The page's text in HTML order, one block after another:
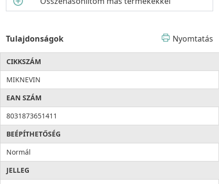
Tulajdonságok Nyomtatás
CIKKSZÁM
MIKNEVIN
EAN SZÁM
8031873651411
BEÉPÍTHETŐSÉG
Normál
JELLEG